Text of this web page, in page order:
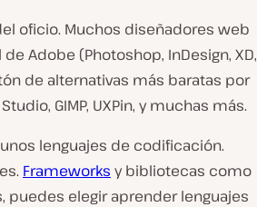
oficio. Muchos diseñadores web
Adobe (Photoshop, InDesign, XD,
de alternativas más baratas por
GIMP, UXPin, y muchas más.
lenguajes de codificación.
Frameworks y bibliotecas como
puedes elegir aprender lenguajes